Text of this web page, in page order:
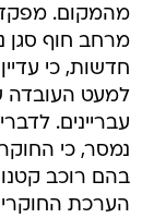
מהמקום.
מרחב חוף סגן
חדשות, כי
למעט העובדה
עבריינים.
נמסר, כי
בהם רוכב
הערכת